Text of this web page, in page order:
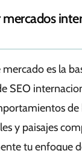
es la
SEO
de
y paisajes
tu enfoque